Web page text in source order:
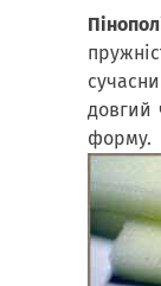
довгий
форму.